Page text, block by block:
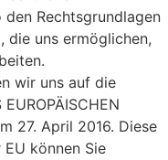
Rechtsgrundlagen
die uns ermöglichen,
wir uns auf die
27. April 2016. Diese
können Sie